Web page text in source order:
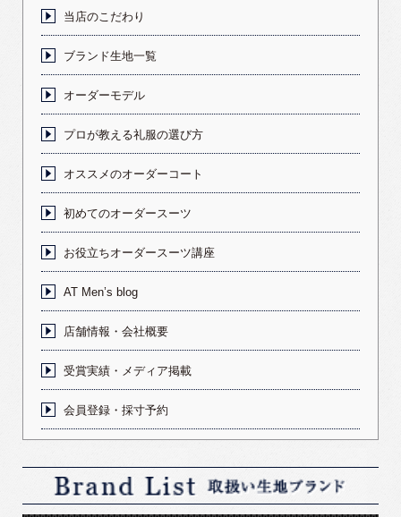
当店のこだわり
ブランド生地一覧
オーダーモデル
プロが教える礼服の選び方
オススメのオーダーコート
初めてのオーダースーツ
お役立ちオーダースーツ講座
AT Men’s blog
店舗情報・会社概要
受賞実績・メディア掲載
会員登録・採寸予約